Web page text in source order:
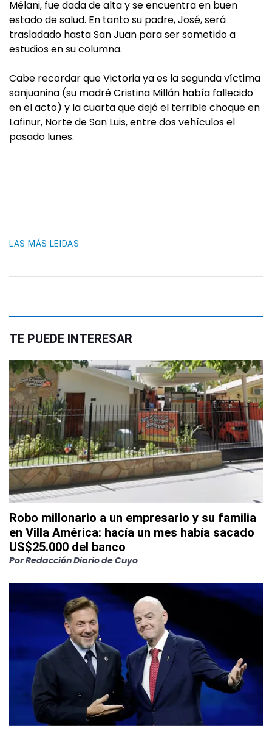
Mélani, fue dada de alta y se encuentra en buen
estado de salud. En tanto su padre, José, será
trasladado hasta San Juan para ser sometido a
estudios en su columna.
Cabe recordar que Victoria ya es la segunda víctima
sanjuanina (su madré Cristina Millán había fallecido
en el acto) y la cuarta que dejó el terrible choque en
Lafinur, Norte de San Luis, entre dos vehículos el
pasado lunes.
LAS MÁS LEIDAS
TE PUEDE INTERESAR
Robo millonario a un empresario y su familia
en Villa América: hacía un mes había sacado
US$25.000 del banco
PorRedacción Diario de Cuyo